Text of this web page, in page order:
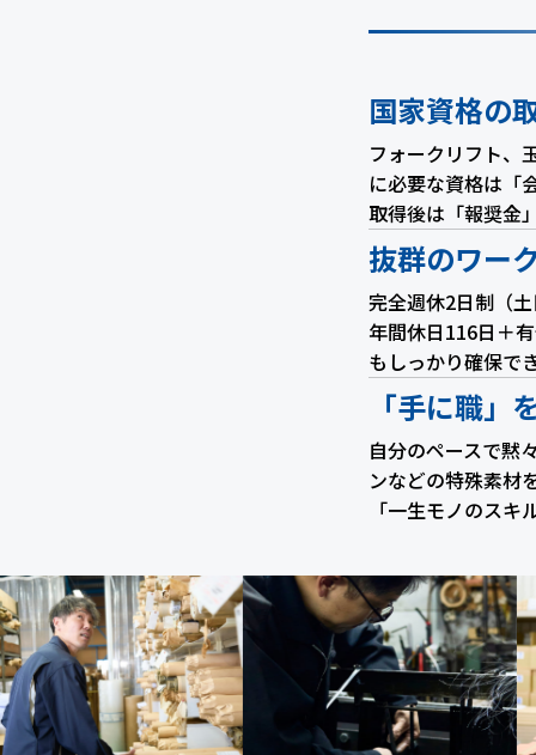
国家資格の
フォークリフト、
に必要な資格は「
取得後は「報奨金
抜群のワー
完全週休2日制（
年間休日116日＋
もしっかり確保で
「手に職」
自分のペースで黙
ンなどの特殊素材
「一生モノのスキ